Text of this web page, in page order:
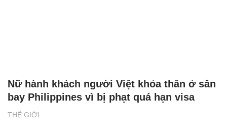
THẾ GIỚI
Nữ hành khách người Việt khỏa thân ở sân
bay Philippines vì bị phạt quá hạn visa